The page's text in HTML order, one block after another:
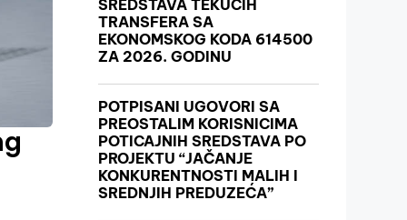
SREDSTAVA TEKUĆIH
TRANSFERA SA
EKONOMSKOG KODA 614500
ZA 2026. GODINU
POTPISANI UGOVORI SA
PREOSTALIM KORISNICIMA
POTICAJNIH SREDSTAVA PO
PROJEKTU “JAČANJE
KONKURENTNOSTI MALIH I
SREDNJIH PREDUZEĆA”